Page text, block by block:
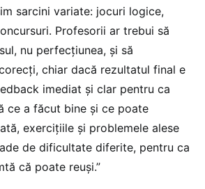
sarcini variate: jocuri logice,
Profesorii ar trebui să
nu perfecțiunea, și să
chiar dacă rezultatul final e
imediat și clar pentru ca
ce a făcut bine și ce poate
exercițiile și problemele alese
de dificultate diferite, pentru ca
că poate reuși.”